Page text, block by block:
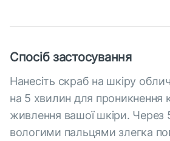
Спосіб застосування
Нанесіть скраб на шкіру
на 5 хвилин для проникнення
живлення вашої шкіри. Через
вологими пальцями злегка